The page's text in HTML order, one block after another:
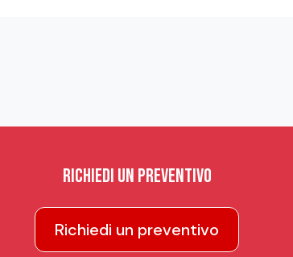
Richiedi un preventivo
Richiedi un preventivo